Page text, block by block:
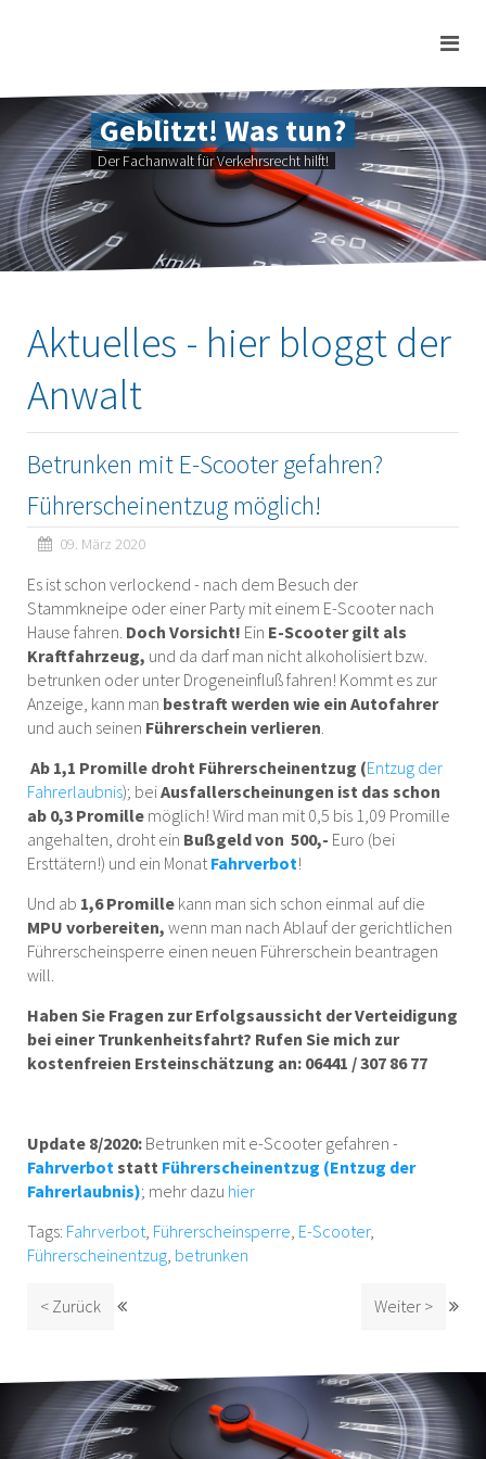
Geblitzt! Was tun?
Der Fachanwalt für Verkehrsrecht hilft!
Aktuelles - hier bloggt der
Anwalt
Betrunken mit E-Scooter gefahren?
Führerscheinentzug möglich!
09. März 2020
Es ist schon verlockend - nach dem Besuch der
Stammkneipe oder einer Party mit einem E-Scooter nach
Hause fahren. Doch Vorsicht! Ein E-Scooter gilt als
Kraftfahrzeug, und da darf man nicht alkoholisiert bzw.
betrunken oder unter Drogeneinfluß fahren! Kommt es zur
Anzeige, kann man bestraft werden wie ein Autofahrer
und auch seinen Führerschein verlieren.
Ab 1,1 Promille droht Führerscheinentzug (Entzug der
Fahrerlaubnis); beiAusfallerscheinungen ist das schon
ab 0,3 Promille möglich! Wird man mit 0,5 bis 1,09 Promille
angehalten, droht ein Bußgeld von 500,- Euro (bei
Ersttätern!) und ein Monat Fahrverbot!
Und ab 1,6 Promille kann man sich schon einmal auf die
MPU vorbereiten, wenn man nach Ablauf der gerichtlichen
Führerscheinsperre einen neuen Führerschein beantragen
will.
Haben Sie Fragen zur Erfolgsaussicht der Verteidigung
bei einer Trunkenheitsfahrt? Rufen Sie mich zur
kostenfreien Ersteinschätzung an: 06441 / 307 86 77
Update 8/2020: Betrunken mit e-Scooter gefahren -
Fahrverbotstatt Führerscheinentzug (Entzug der
Fahrerlaubnis); mehr dazu hier
Tags: Fahrverbot, Führerscheinsperre, E-Scooter,
Führerscheinentzug, betrunken
< Zurück Weiter >